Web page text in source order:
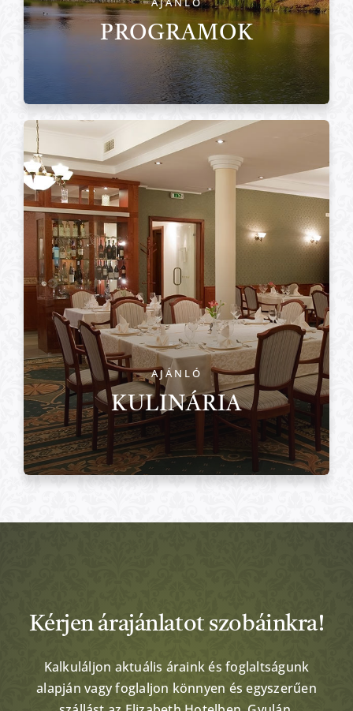
PROGRAMOK
AJÁNLÓ
KULINÁRIA
Kérjen árajánlatot szobáinkra!
Kalkuláljon aktuális áraink és foglaltságunk
alapján vagy foglaljon könnyen és egyszerűen